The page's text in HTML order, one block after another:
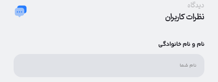
دیدگاه
نظرات کاربران
نام و نام خانوادگی